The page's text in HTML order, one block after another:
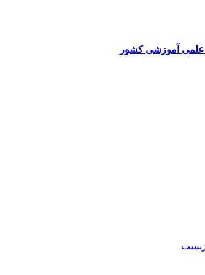
علمی آموزشی کشور